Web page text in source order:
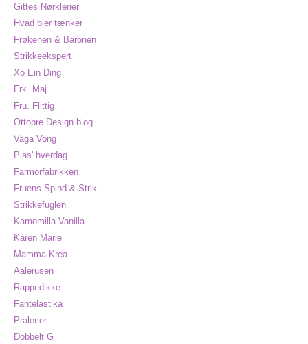
Gittes Nørklerier
Hvad bier tænker
Frøkenen & Baronen
Strikkeekspert
Xo Ein Ding
Frk. Maj
Fru. Flittig
Ottobre Design blog
Vaga Vong
Pias' hverdag
Farmorfabrikken
Fruens Spind & Strik
Strikkefuglen
Kamomilla Vanilla
Karen Marie
Mamma-Krea
Aalerusen
Rappedikke
Fantelastika
Pralerier
Dobbelt G